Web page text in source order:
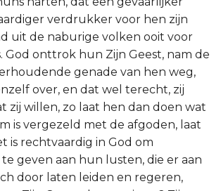
verdrukker voor hen zijn
uit de naburige volken ooit voor
God onttrok hun Zijn Geest, nam de
genade van hen weg,
over, en dat wel terecht, zij
zij willen, zo laat hen dan doen wat
is vergezeld met de afgoden, laat
is rechtvaardig in God om
geven aan hun lusten, die er aan
door laten leiden en regeren,